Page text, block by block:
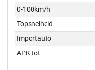
0-100km/h
Topsnelheid
Importauto
APK tot